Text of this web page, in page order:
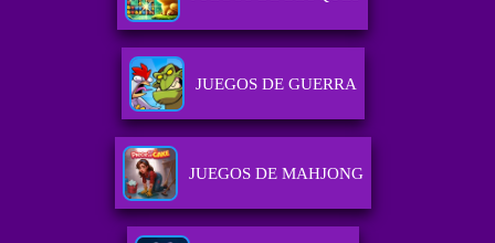
JUEGOS DE GUERRA
JUEGOS DE MAHJONG